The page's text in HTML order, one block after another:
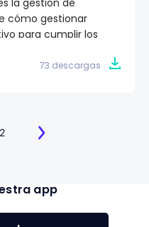
la gestión de
cómo gestionar
para cumplir los
73 descargas
app